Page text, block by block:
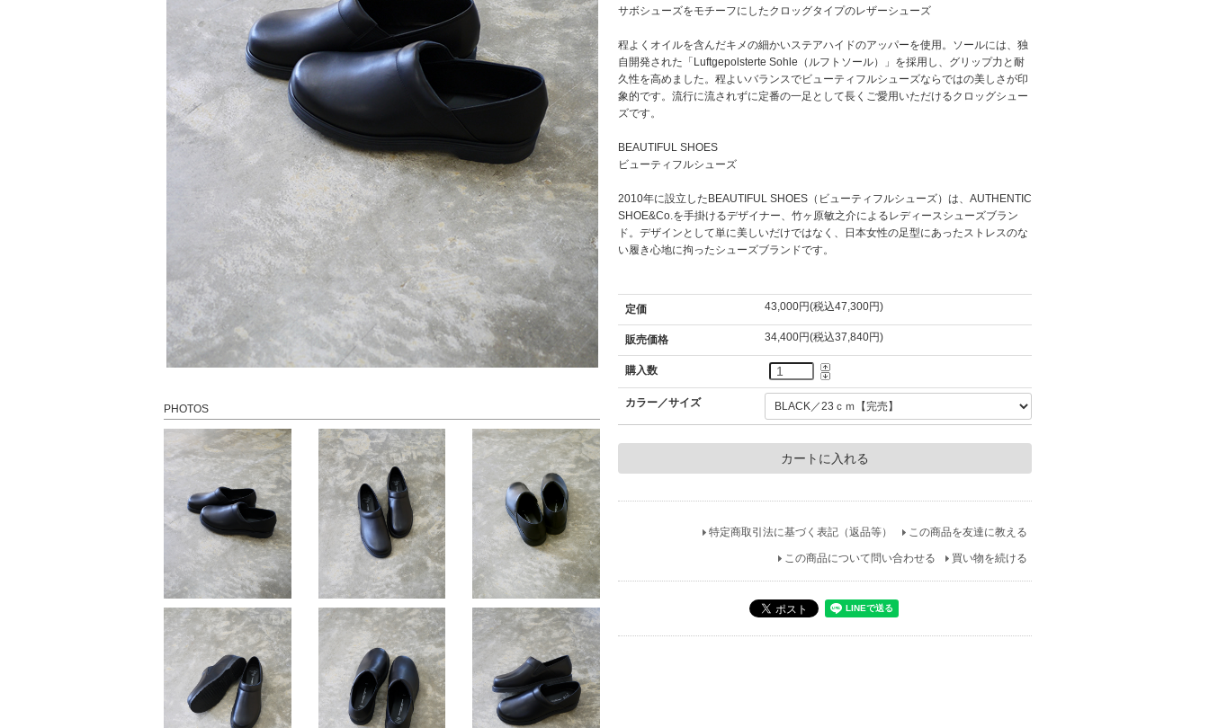
PHOTOS
サボシューズをモチーフにしたクロッグタイプのレザーシューズ
程よくオイルを含んだキメの細かいステアハイドのアッパーを使用。ソールには、独
自開発された「Luftgepolsterte Sohle（ルフトソール）」を採用し、グリップ力と耐
久性を高めました。程よいバランスでビューティフルシューズならではの美しさが印
象的です。流行に流されずに定番の一足として長くご愛用いただけるクロッグシュー
ズです。
BEAUTIFUL SHOES
ビューティフルシューズ
2010年に設立したBEAUTIFUL SHOES（ビューティフルシューズ）は、AUTHENTIC
SHOE&Co.を手掛けるデザイナー、竹ヶ原敏之介によるレディースシューズブラン
ド。デザインとして単に美しいだけではなく、日本女性の足型にあったストレスのな
い履き心地に拘ったシューズブランドです。
定価 43,000円(税込47,300円)
販売価格 34,400円(税込37,840円)
購入数
カラー／サイズ
特定商取引法に基づく表記（返品等） この商品を友達に教える
この商品について問い合わせる 買い物を続ける